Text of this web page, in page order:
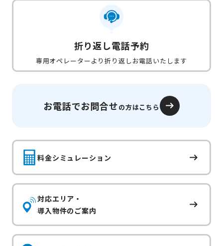
折り返し電話予約
専用オペレーターより折り返しお電話いたします
お電話でお問合せの方はこちら
料金シミュレーション
対応エリア・
導入物件のご案内